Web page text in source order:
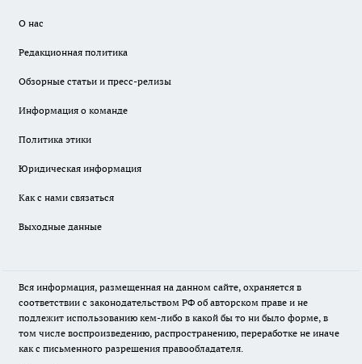
О нас
Редакционная политика
Обзорные статьи и пресс-релизы
Информация о команде
Политика этики
Юридическая информация
Как с нами связаться
Выходные данные
Вся информация, размещенная на данном сайте, охраняется в
соответствии с законодательством РФ об авторском праве и не
подлежит использованию кем-либо в какой бы то ни было форме, в
том числе воспроизведению, распространению, переработке не иначе
как с письменного разрешения правообладателя.